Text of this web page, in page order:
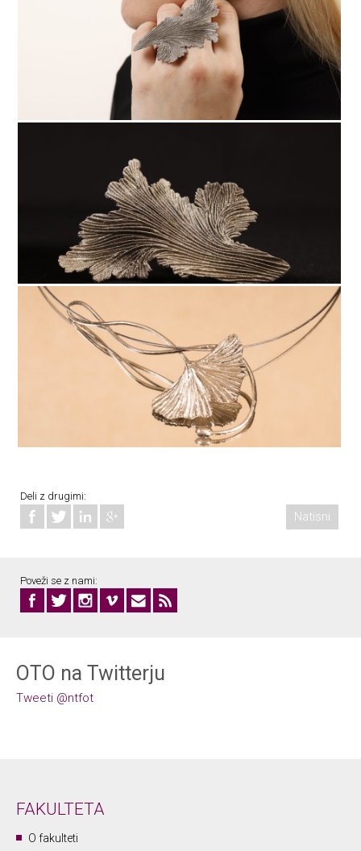
Deli z drugimi:
Natisni
Poveži se z nami:
OTO na Twitterju
Tweeti @ntfot
FAKULTETA
O fakulteti